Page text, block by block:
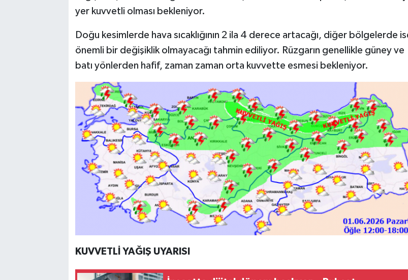
yer kuvvetli olması bekleniyor.
Doğu kesimlerde hava sıcaklığının 2 ila 4 derece artacağı, diğer bölgelerde
önemli bir değişiklik olmayacağı tahmin ediliyor. Rüzgarın genellikle güney ve
batı yönlerden hafif, zaman zaman orta kuvvette esmesi bekleniyor.
KUVVETLİ YAĞIŞ UYARISI